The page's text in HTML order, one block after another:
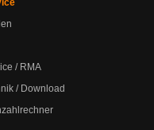
/ RMA
/ Download